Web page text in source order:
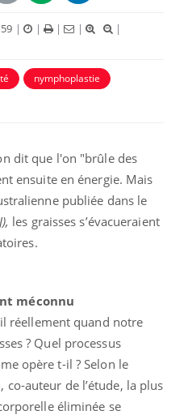
| | | |
|
nymphoplastie
dit que l'on "brûle des
ensuite en énergie. Mais
publiée dans le
les graisses s’évacueraient
méconnu
réellement quand notre
? Quel processus
opère t-il ? Selon le
auteur de l’étude, la plus
éliminée se